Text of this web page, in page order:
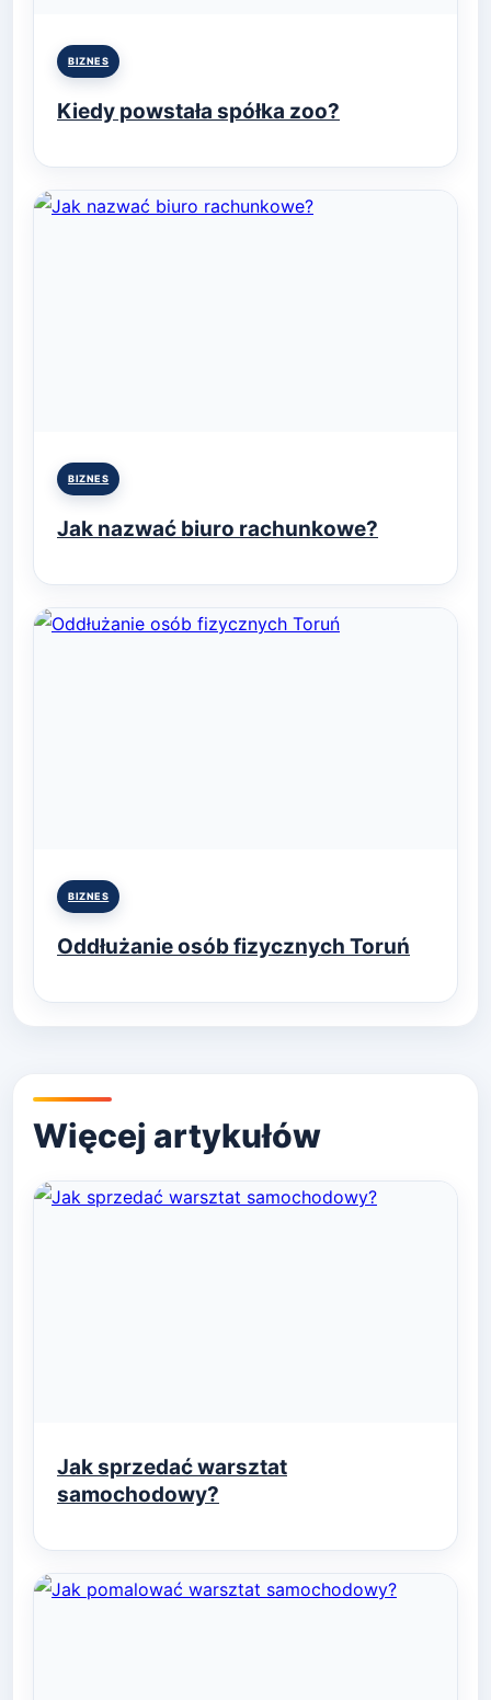
Posted
BIZNES
Kiedy powstała spółka zoo?
Posted
BIZNES
Jak nazwać biuro rachunkowe?
Posted
BIZNES
Oddłużanie osób fizycznych Toruń
Jak sprzedać warsztat
samochodowy?